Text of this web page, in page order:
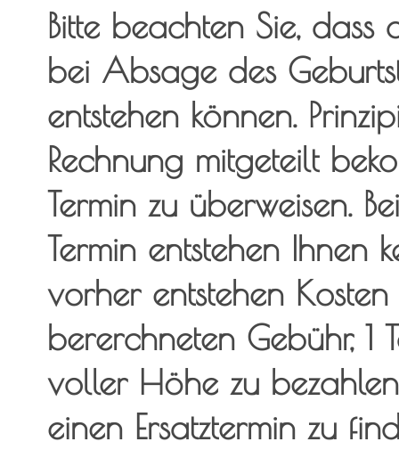
Bitte beachten Sie,
bei Absage des
entstehen können.
Rechnung mitgeteilt
Termin zu überweisen.
Termin entstehen Ihnen
vorher entstehen
bererchneten Gebühr,
voller Höhe zu
einen Ersatztermin zu